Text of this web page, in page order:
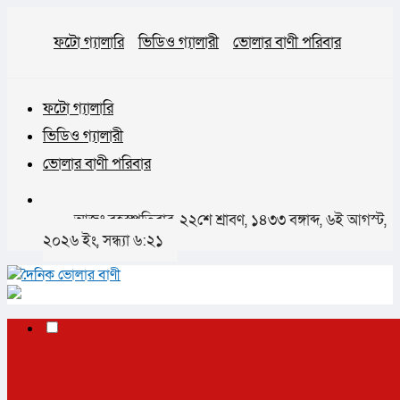
ফটো গ্যালারি ভিডিও গ্যালারী ভোলার বাণী পরিবার
ফটো গ্যালারি
ভিডিও গ্যালারী
ভোলার বাণী পরিবার
আজঃ বৃহস্পতিবার, ২২শে শ্রাবণ, ১৪৩৩ বঙ্গাব্দ, ৬ই আগস্ট,
২০২৬ ইং, সন্ধ্যা ৬:২১
✕